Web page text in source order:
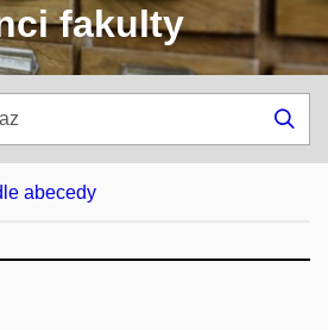
fakulty
abecedy